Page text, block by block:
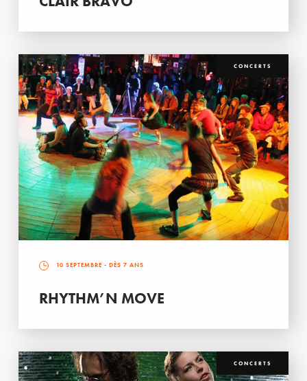
CONCERTS
10 SEPTEMBRE - DÈS 7 ANS
RHYTHM’N MOVE
CONCERTS